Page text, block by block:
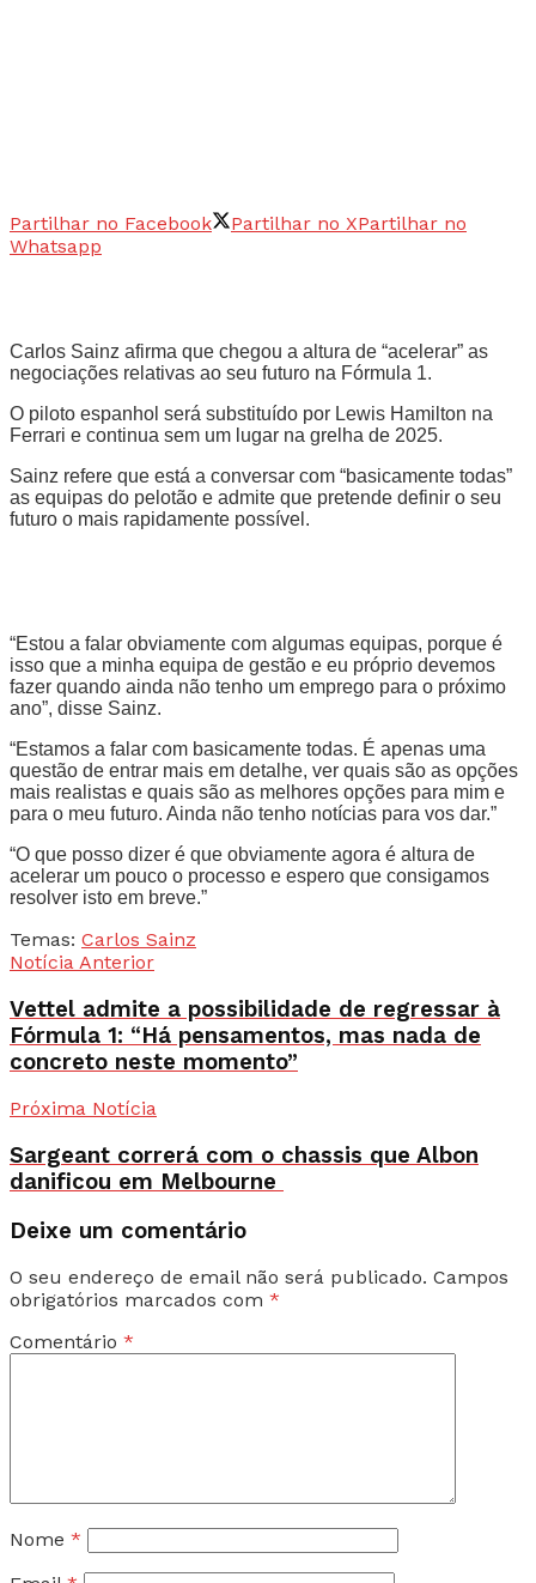
Partilhar no Facebook Partilhar no XPartilhar no
Whatsapp
Carlos Sainz afirma que chegou a altura de “acelerar” as
negociações relativas ao seu futuro na Fórmula 1.
O piloto espanhol será substituído por Lewis Hamilton na
Ferrari e continua sem um lugar na grelha de 2025.
Sainz refere que está a conversar com “basicamente todas”
as equipas do pelotão e admite que pretende definir o seu
futuro o mais rapidamente possível.
“Estou a falar obviamente com algumas equipas, porque é
isso que a minha equipa de gestão e eu próprio devemos
fazer quando ainda não tenho um emprego para o próximo
ano”, disse Sainz.
“Estamos a falar com basicamente todas. É apenas uma
questão de entrar mais em detalhe, ver quais são as opções
mais realistas e quais são as melhores opções para mim e
para o meu futuro. Ainda não tenho notícias para vos dar.”
“O que posso dizer é que obviamente agora é altura de
acelerar um pouco o processo e espero que consigamos
resolver isto em breve.”
Temas: Carlos Sainz
Notícia Anterior
Vettel admite a possibilidade de regressar à
Fórmula 1: “Há pensamentos, mas nada de
concreto neste momento”
Próxima Notícia
Sargeant correrá com o chassis que Albon
danificou em Melbourne
Deixe um comentário
O seu endereço de email não será publicado. Campos
obrigatórios marcados com *
Comentário *
Nome *